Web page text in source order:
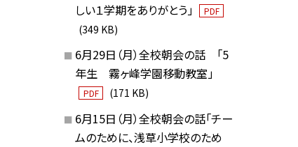
しい１学期をありがとう」
PDF
(349 KB)
6月29日（月）全校朝会の話 「5
年生 霧ヶ峰学園移動教室」
PDF (171 KB)
6月15日（月）全校朝会の話「チー
ムのために、浅草小学校のため